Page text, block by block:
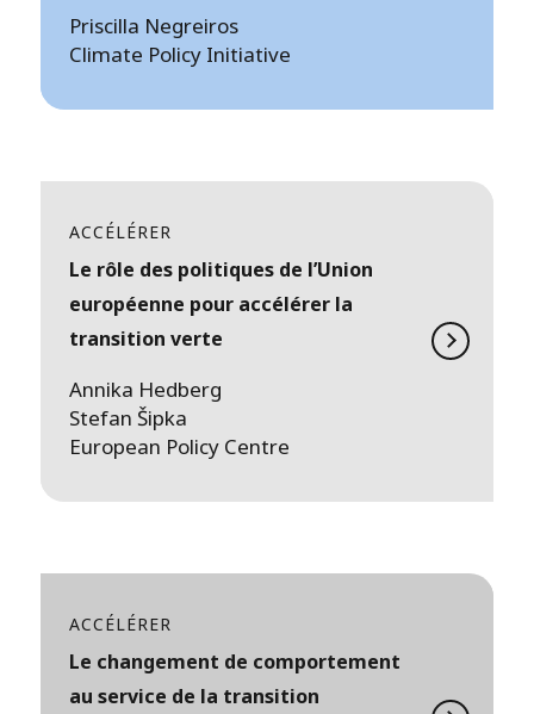
Priscilla Negreiros
Climate Policy Initiative
ACCÉLÉRER
Le rôle des politiques de l’Union
européenne pour accélérer la
transition verte
Annika Hedberg
Stefan Šipka
European Policy Centre
ACCÉLÉRER
Le changement de comportement
au service de la transition